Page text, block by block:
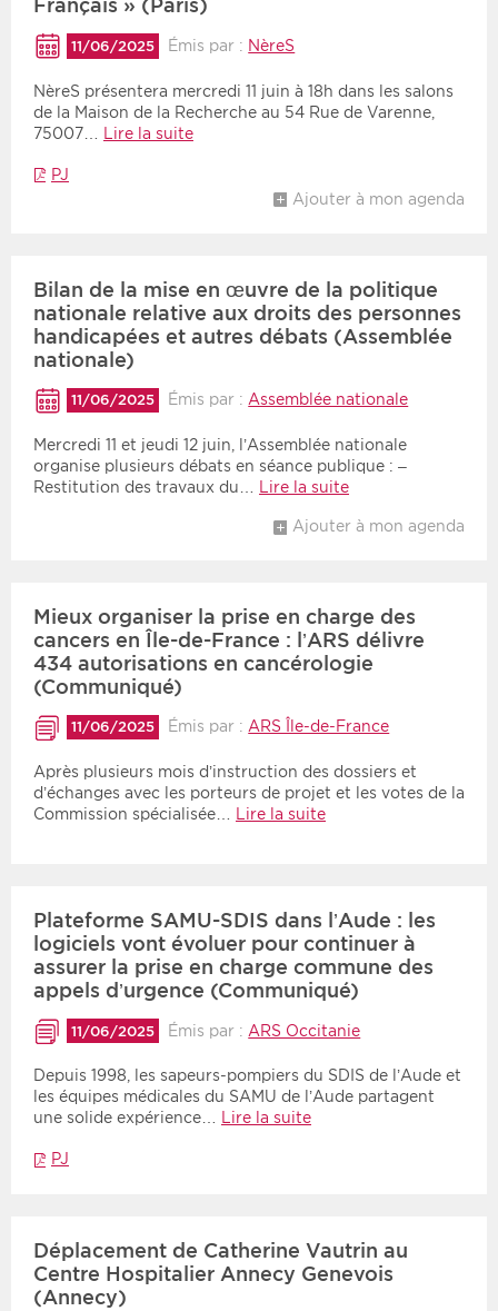
Français » (Paris)
11/06/2025 Émis par : NèreS
NèreS présentera mercredi 11 juin à 18h dans les salons
de la Maison de la Recherche au 54 Rue de Varenne,
75007… Lire la suite
PJ
Ajouter à mon agenda
Bilan de la mise en œuvre de la politique
nationale relative aux droits des personnes
handicapées et autres débats (Assemblée
nationale)
11/06/2025 Émis par : Assemblée nationale
Mercredi 11 et jeudi 12 juin, l’Assemblée nationale
organise plusieurs débats en séance publique : –
Restitution des travaux du…
Lire la suite
Ajouter à mon agenda
Mieux organiser la prise en charge des
cancers en Île-de-France : l’ARS délivre
434 autorisations en cancérologie
(Communiqué)
11/06/2025 Émis par :ARS Île-de-France
Après plusieurs mois d’instruction des dossiers et
d’échanges avec les porteurs de projet et les votes de la
Commission spécialisée…
Lire la suite
Plateforme SAMU-SDIS dans l’Aude : les
logiciels vont évoluer pour continuer à
assurer la prise en charge commune des
appels d’urgence (Communiqué)
11/06/2025 Émis par : ARS Occitanie
Depuis 1998, les sapeurs-pompiers du SDIS de l’Aude et
les équipes médicales du SAMU de l’Aude partagent
une solide expérience… Lire la suite
PJ
Déplacement de Catherine Vautrin au
Centre Hospitalier Annecy Genevois
(Annecy)